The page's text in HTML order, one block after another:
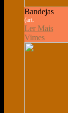
Bandejas
(art.
Ler Mais
Vimes